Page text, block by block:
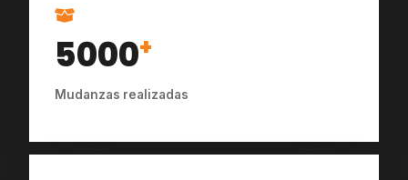
5000+
Mudanzas realizadas